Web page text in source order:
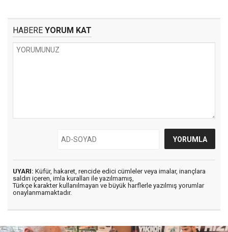
HABERE YORUM KAT
UYARI: Küfür, hakaret, rencide edici cümleler veya imalar, inançlara
saldırı içeren, imla kuralları ile yazılmamış,
Türkçe karakter kullanılmayan ve büyük harflerle yazılmış yorumlar
onaylanmamaktadır.